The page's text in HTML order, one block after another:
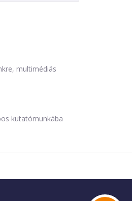
multimédiás
kutatómunkába